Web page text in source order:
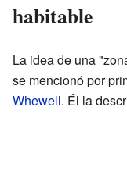
habitable
La idea de una
se mencionó por
Whewell. Él la